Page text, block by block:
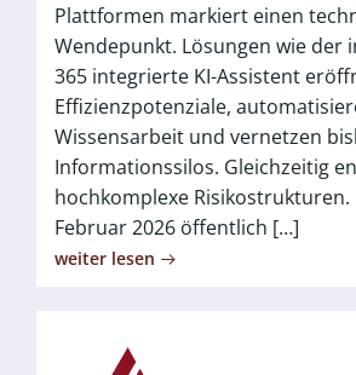
Plattformen markiert einen
Wendepunkt. Lösungen wie der
365 integrierte KI-Assistent
Effizienzpotenziale,
Wissensarbeit und vernetzen
Informationssilos. Gleichzeitig
hochkomplexe Risikostrukturen.
Februar 2026 öffentlich […]
weiter lesen